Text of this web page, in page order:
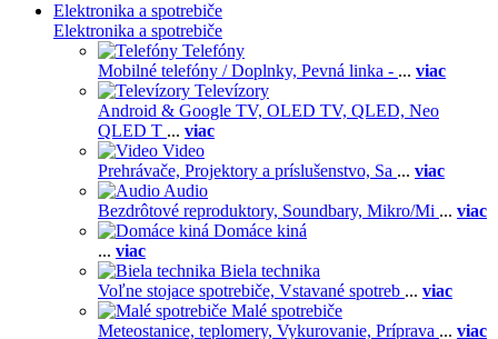
Elektronika a spotrebiče
Elektronika a spotrebiče
Telefóny
Mobilné telefóny / Doplnky, Pevná linka - ... viac
Televízory
Android & Google TV, OLED TV, QLED, Neo
QLED T ... viac
Video
Prehrávače, Projektory a príslušenstvo, Sa ... viac
Audio
Bezdrôtové reproduktory, Soundbary, Mikro/Mi ... viac
Domáce kiná
... viac
Biela technika
Voľne stojace spotrebiče, Vstavané spotreb ... viac
Malé spotrebiče
Meteostanice, teplomery, Vykurovanie, Príprava ... viac